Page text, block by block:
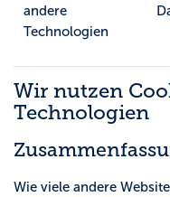
andere
Technologien
Wir nutzen
Technologien
Wie viele andere